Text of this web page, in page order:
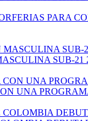
PARA
SUB-21
UNA